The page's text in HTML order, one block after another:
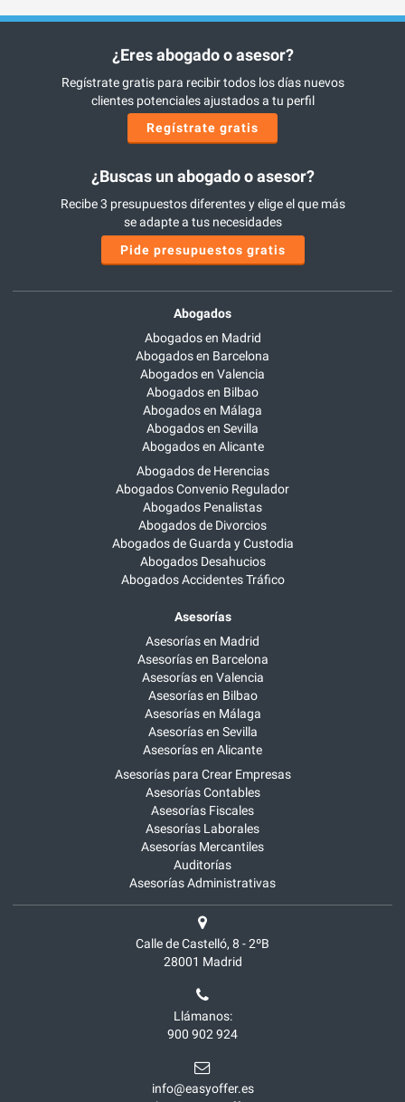
¿Eres abogado o asesor?
Regístrate gratis para recibir todos los días nuevos
clientes potenciales ajustados a tu perfil
Regístrate gratis
¿Buscas un abogado o asesor?
Recibe 3 presupuestos diferentes y elige el que más
se adapte a tus necesidades
Pide presupuestos gratis
Abogados
Abogados en Madrid
Abogados en Barcelona
Abogados en Valencia
Abogados en Bilbao
Abogados en Málaga
Abogados en Sevilla
Abogados en Alicante
Abogados de Herencias
Abogados Convenio Regulador
Abogados Penalistas
Abogados de Divorcios
Abogados de Guarda y Custodia
Abogados Desahucios
Abogados Accidentes Tráfico
Asesorías
Asesorías en Madrid
Asesorías en Barcelona
Asesorías en Valencia
Asesorías en Bilbao
Asesorías en Málaga
Asesorías en Sevilla
Asesorías en Alicante
Asesorías para Crear Empresas
Asesorías Contables
Asesorías Fiscales
Asesorías Laborales
Asesorías Mercantiles
Auditorías
Asesorías Administrativas
Calle de Castelló, 8 - 2ºB
28001 Madrid
Llámanos:
900 902 924
info@easyoffer.es